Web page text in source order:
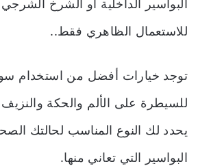
البواسير الداخلية أو الشرخ
للاستعمال الظاهري فقط..
توجد خيارات أفضل من استخدام
للسيطرة على الألم والحكة
يحدد لك النوع المناسب لحالتك
البواسير التي تعاني منها.